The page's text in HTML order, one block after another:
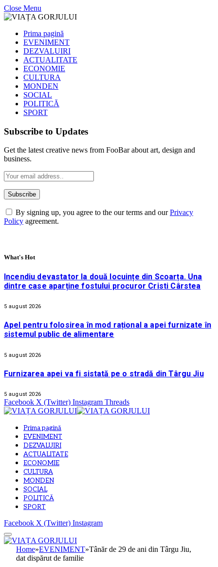
Close Menu
Prima pagină
EVENIMENT
DEZVALUIRI
ACTUALITATE
ECONOMIE
CULTURA
MONDEN
SOCIAL
POLITICĂ
SPORT
Subscribe to Updates
Get the latest creative news from FooBar about art, design and
business.
By signing up, you agree to the our terms and ourPrivacy
Policy agreement.
What's Hot
Incendiu devastator la două locuințe din Scoarța. Una
dintre case aparține fostului procuror Cristi Cârstea
5 august 2026
Apel pentru folosirea în mod rațional a apei furnizate în
sistemul public de alimentare
5 august 2026
Furnizarea apei va fi sistată pe o stradă din Târgu Jiu
5 august 2026
Facebook X (Twitter) Instagram Threads
Prima pagină
EVENIMENT
DEZVALUIRI
ACTUALITATE
ECONOMIE
CULTURA
MONDEN
SOCIAL
POLITICĂ
SPORT
Facebook X (Twitter) Instagram
Home»EVENIMENT»Tânăr de 29 de ani din Târgu Jiu,
dat dispărut de familie